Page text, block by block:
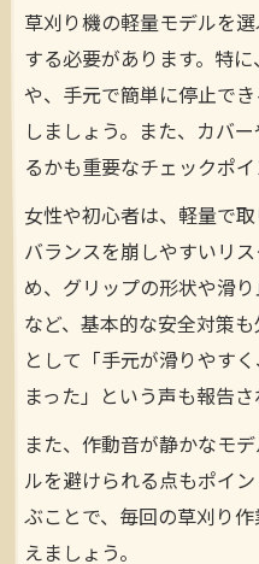
女性にも優しい
法
草刈りの疲労を
草刈り機の軽量モデルを
する必要があります。特
や、手元で簡単に停止で
しましょう。また、カバ
るかも重要なチェックポイ
女性や初心者は、軽量で
バランスを崩しやすいリ
め、グリップの形状や滑
など、基本的な安全対策
として「手元が滑りやす
まった」という声も報告さ
また、作動音が静かなモ
ルを避けられる点もポイ
ぶことで、毎回の草刈り
えましょう。